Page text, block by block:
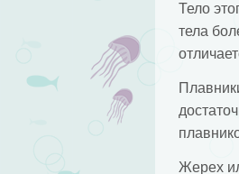
Тело
тела
Жерех